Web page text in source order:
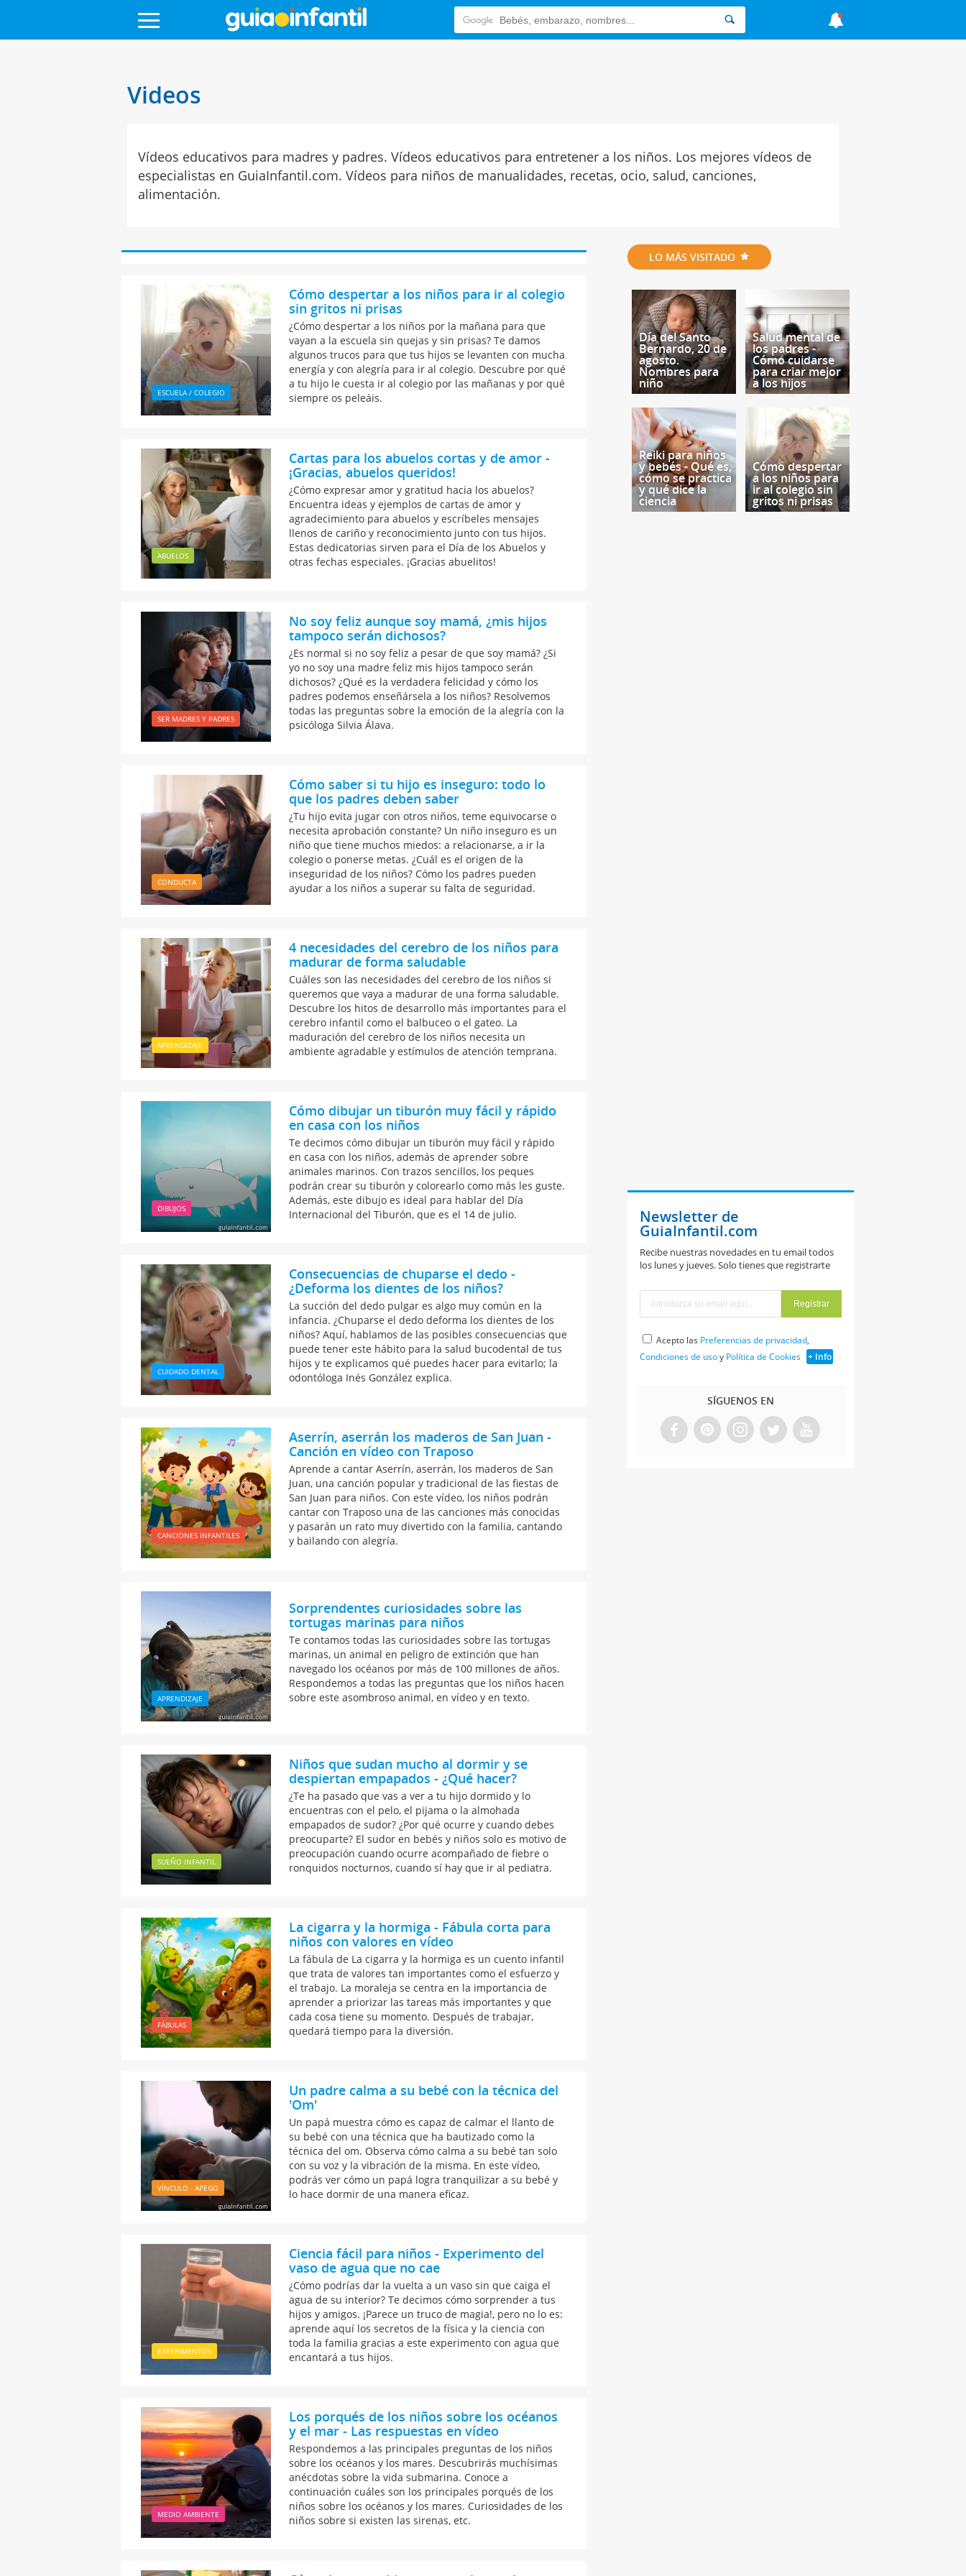
Videos
Vídeos educativos para madres y padres. Vídeos educativos para entretener a los niños. Los mejores vídeos de
especialistas en GuiaInfantil.com. Vídeos para niños de manualidades, recetas, ocio, salud, canciones,
alimentación.
ESCUELA / COLEGIO
Cómo despertar a los niños para ir al colegio
sin gritos ni prisas
¿Cómo despertar a los niños por la mañana para que
vayan a la escuela sin quejas y sin prisas? Te damos
algunos trucos para que tus hijos se levanten con mucha
energía y con alegría para ir al colegio. Descubre por qué
a tu hijo le cuesta ir al colegio por las mañanas y por qué
siempre os peleáis.
ABUELOS
Cartas para los abuelos cortas y de amor -
¡Gracias, abuelos queridos!
¿Cómo expresar amor y gratitud hacia los abuelos?
Encuentra ideas y ejemplos de cartas de amor y
agradecimiento para abuelos y escríbeles mensajes
llenos de cariño y reconocimiento junto con tus hijos.
Estas dedicatorias sirven para el Día de los Abuelos y
otras fechas especiales. ¡Gracias abuelitos!
SER MADRES Y PADRES
No soy feliz aunque soy mamá, ¿mis hijos
tampoco serán dichosos?
¿Es normal si no soy feliz a pesar de que soy mamá? ¿Si
yo no soy una madre feliz mis hijos tampoco serán
dichosos? ¿Qué es la verdadera felicidad y cómo los
padres podemos enseñársela a los niños? Resolvemos
todas las preguntas sobre la emoción de la alegría con la
psicóloga Silvia Álava.
CONDUCTA
Cómo saber si tu hijo es inseguro: todo lo
que los padres deben saber
¿Tu hijo evita jugar con otros niños, teme equivocarse o
necesita aprobación constante? Un niño inseguro es un
niño que tiene muchos miedos: a relacionarse, a ir la
colegio o ponerse metas. ¿Cuál es el origen de la
inseguridad de los niños? Cómo los padres pueden
ayudar a los niños a superar su falta de seguridad.
APRENDIZAJE
4 necesidades del cerebro de los niños para
madurar de forma saludable
Cuáles son las necesidades del cerebro de los niños si
queremos que vaya a madurar de una forma saludable.
Descubre los hitos de desarrollo más importantes para el
cerebro infantil como el balbuceo o el gateo. La
maduración del cerebro de los niños necesita un
ambiente agradable y estímulos de atención temprana.
DIBUJOS
Cómo dibujar un tiburón muy fácil y rápido
en casa con los niños
Te decimos cómo dibujar un tiburón muy fácil y rápido
en casa con los niños, además de aprender sobre
animales marinos. Con trazos sencillos, los peques
podrán crear su tiburón y colorearlo como más les guste.
Además, este dibujo es ideal para hablar del Día
Internacional del Tiburón, que es el 14 de julio.
CUIDADO DENTAL
Consecuencias de chuparse el dedo -
¿Deforma los dientes de los niños?
La succión del dedo pulgar es algo muy común en la
infancia. ¿Chuparse el dedo deforma los dientes de los
niños? Aquí, hablamos de las posibles consecuencias que
puede tener este hábito para la salud bucodental de tus
hijos y te explicamos qué puedes hacer para evitarlo; la
odontóloga Inés González explica.
CANCIONES INFANTILES
Aserrín, aserrán los maderos de San Juan -
Canción en vídeo con Traposo
Aprende a cantar Aserrín, aserrán, los maderos de San
Juan, una canción popular y tradicional de las fiestas de
San Juan para niños. Con este vídeo, los niños podrán
cantar con Traposo una de las canciones más conocidas
y pasarán un rato muy divertido con la familia, cantando
y bailando con alegría.
APRENDIZAJE
Sorprendentes curiosidades sobre las
tortugas marinas para niños
Te contamos todas las curiosidades sobre las tortugas
marinas, un animal en peligro de extinción que han
navegado los océanos por más de 100 millones de años.
Respondemos a todas las preguntas que los niños hacen
sobre este asombroso animal, en vídeo y en texto.
SUEÑO INFANTIL
Niños que sudan mucho al dormir y se
despiertan empapados - ¿Qué hacer?
¿Te ha pasado que vas a ver a tu hijo dormido y lo
encuentras con el pelo, el pijama o la almohada
empapados de sudor? ¿Por qué ocurre y cuando debes
preocuparte? El sudor en bebés y niños solo es motivo de
preocupación cuando ocurre acompañado de fiebre o
ronquidos nocturnos, cuando sí hay que ir al pediatra.
FÁBULAS
La cigarra y la hormiga - Fábula corta para
niños con valores en vídeo
La fábula de La cigarra y la hormiga es un cuento infantil
que trata de valores tan importantes como el esfuerzo y
el trabajo. La moraleja se centra en la importancia de
aprender a priorizar las tareas más importantes y que
cada cosa tiene su momento. Después de trabajar,
quedará tiempo para la diversión.
VÍNCULO - APEGO
Un padre calma a su bebé con la técnica del
'Om'
Un papá muestra cómo es capaz de calmar el llanto de
su bebé con una técnica que ha bautizado como la
técnica del om. Observa cómo calma a su bebé tan solo
con su voz y la vibración de la misma. En este vídeo,
podrás ver cómo un papá logra tranquilizar a su bebé y
lo hace dormir de una manera eficaz.
EXPERIMENTOS
Ciencia fácil para niños - Experimento del
vaso de agua que no cae
¿Cómo podrías dar la vuelta a un vaso sin que caiga el
agua de su interior? Te decimos cómo sorprender a tus
hijos y amigos. ¡Parece un truco de magia!, pero no lo es:
aprende aquí los secretos de la física y la ciencia con
toda la familia gracias a este experimento con agua que
encantará a tus hijos.
MEDIO AMBIENTE
Los porqués de los niños sobre los océanos
y el mar - Las respuestas en vídeo
Respondemos a las principales preguntas de los niños
sobre los océanos y los mares. Descubrirás muchísimas
anécdotas sobre la vida submarina. Conoce a
continuación cuáles son los principales porqués de los
niños sobre los océanos y los mares. Curiosidades de los
niños sobre si existen las sirenas, etc.
LO MÁS VISITADO
Día del Santo
Bernardo, 20 de
agosto.
Nombres para
niño
Salud mental de
los padres -
Cómo cuidarse
para criar mejor
a los hijos
Reiki para niños
y bebés - Qué es,
cómo se practica
y qué dice la
ciencia
Cómo despertar
a los niños para
ir al colegio sin
gritos ni prisas
Newsletter de
GuiaInfantil.com
Recibe nuestras novedades en tu email todos
los lunes y jueves. Solo tienes que registrarte
Acepto las Preferencias de privacidad,
Condiciones de usoy Política de Cookies + Info
SÍGUENOS EN